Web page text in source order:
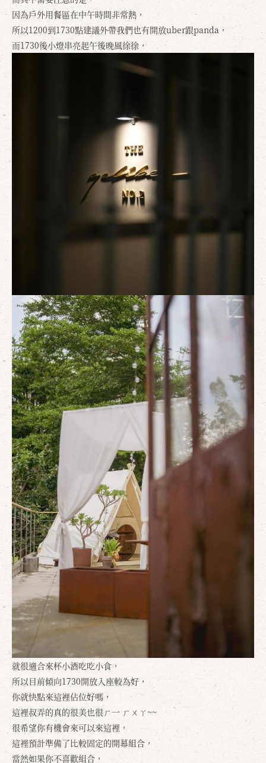
因為戶外用餐區在中午時間非常熱，
所以1200到1730點建議外帶我們也有開放uber跟panda，
而1730後小燈串亮起午後晚風徐徐，
就很適合來杯小酒吃吃小食，
所以目前傾向1730開放入座較為好，
你就快點來這裡佔位好嗎，
這裡叔弄的真的很美也很ㄏ一 ㄏㄨㄚ~~
很希望你有機會來可以來這裡，
這裡預計準備了比較固定的開幕組合，
當然如果你不喜歡組合，